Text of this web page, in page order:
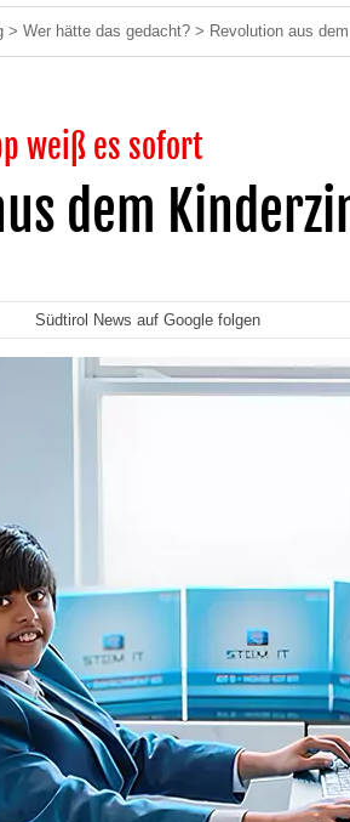
> Wer hätte das gedacht? > Revolution aus
weiß es sofort
dem
Südtirol News auf Google folgen